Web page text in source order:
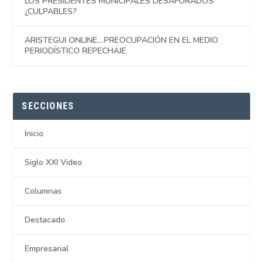
¿CULPABLES?
ARISTEGUI ONLINE…PREOCUPACIÓN EN EL MEDIO
PERIODÍSTICO REPECHAJE
SECCIONES
Inicio
Siglo XXI Video
Columnas
Destacado
Empresarial